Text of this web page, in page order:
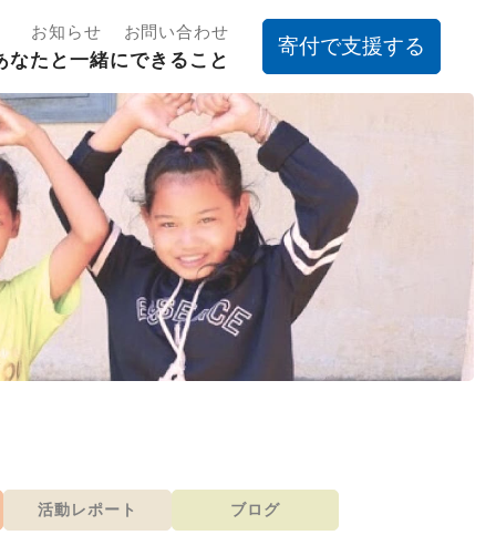
お知らせ お問い合わせ
なたと一緒にできること
寄付で支援する
活動レポート ブログ